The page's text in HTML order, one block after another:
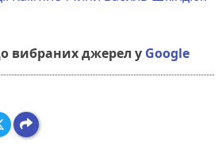
вибраних джерел у Google